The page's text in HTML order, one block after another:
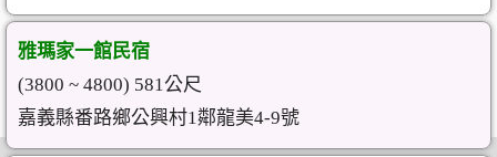
雅瑪家一館民宿
(3800 ~ 4800) 581公尺
嘉義縣番路鄉公興村1鄰龍美4-9號